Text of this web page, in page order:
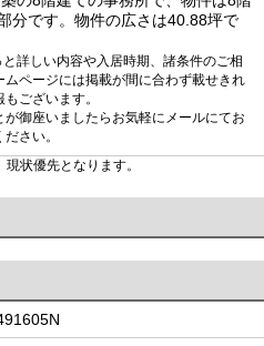
分です。物件の広さは40.88坪で
詳しい内容や入居時期、諸条件のご相
ムページには掲載が間に合わず載せきれ
ございます。
が御座いましたらお気軽にメールにてお
さい。
状優先となります。